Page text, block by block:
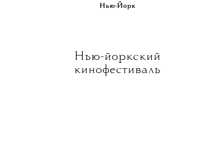
Нью-Йорк
Нью-йоркский
кинофестиваль